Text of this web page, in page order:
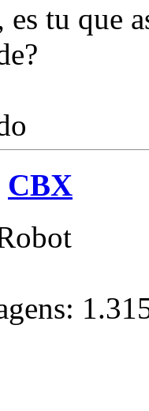
es tu que
CBX